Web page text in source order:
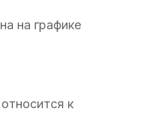
на графике
к